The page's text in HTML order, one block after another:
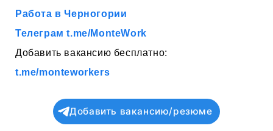
Работа в Черногории
Телеграм t.me/MonteWork
Добавить вакансию бесплатно:
t.me/monteworkers
Добавить вакансию/резюме